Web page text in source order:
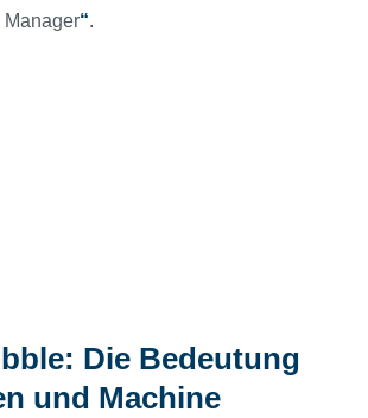
Manager“.
Die Bedeutung
und Machine